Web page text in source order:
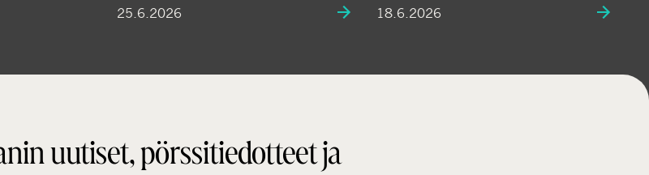
25.6.2026 18.6.2026
uutiset, pörssitiedotteet ja